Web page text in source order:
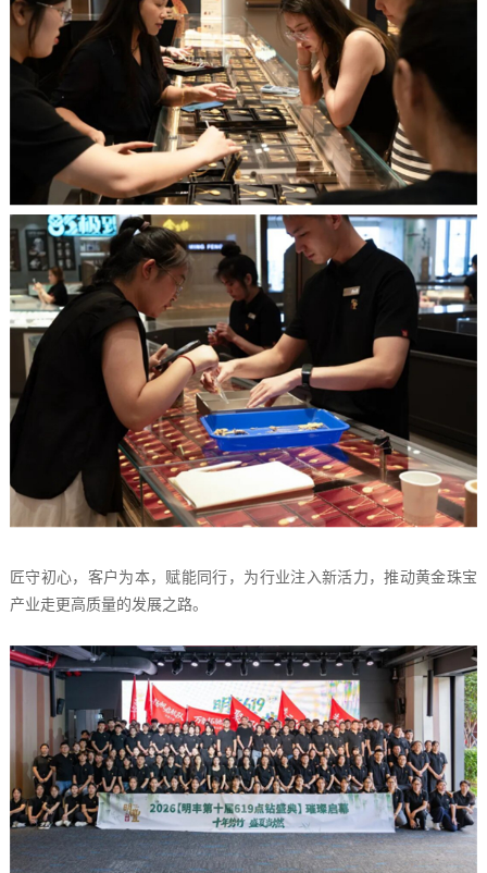
匠守初心，客户为本，赋能同行，为行业注入新活力，推动黄金珠宝
产业走更高质量的发展之路。